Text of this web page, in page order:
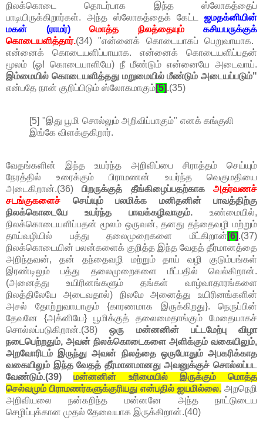
நிலக்கொடை தொடர்பாக இந்த ஸ்லோகத்தைப்
பாடியிருக்கிறார்கள். அந்த ஸ்லோகத்தைக் கேட்ட ஜமதக்னியின்
மகன் (ராமர்)மொத்த நிலத்தையும் கசியபருக்குக்
கொடையளித்தார்.(34) "என்னைக் கொடையாகப் பெறுவாயாக.
என்னைக் கொடையளிப்பாயாக. என்னைக் கொடையளிப்பதன்
மூலம் (ஓ! கொடையாளியே) நீ மீண்டும் என்னையே அடைவாய்.
இம்மையில் கொடையளித்தது மறுமையில் மீண்டும் அடையப்படும்"
என்பதே நான் குறிப்பிடும் ஸ்லோகமாகும்[5].(35)
[5] "இது பூமி சொல்லும் அறிவிப்பாகும்" எனக் கங்குலி
இங்கே விளக்குகிறார்.
வேதங்களின் இந்த உயர்ந்த அறிவிப்பை சிராத்தம் செய்யும்
நேரத்தில் உரைக்கும் பிராமணன் உயர்ந்த வெகுமதியை
அடைகிறான்.(36)பிறருக்குத் தீங்கிழைப்பதற்காகஅதர்வணச்
சடங்குகளைச் செய்யும் பலமிக்க மனிதனின் பாவத்திற்கு
நிலக்கொடையே உயர்ந்த பாவக்கழிவாகும். உண்மையில்,
நிலக்கொடையளிப்பதன் மூலம் ஒருவன், தனது தந்தைவழி மற்றும்
தாய்வழியில் பத்து தலைமுறைகளை மீட்கிறான் [6].(37)
நிலக்கொடையின் பலன்களைக் குறித்த இந்த வேதத் தீர்மானத்தை
அறிந்தவன், தன் தந்தைவழி மற்றும் தாய் வழி குடும்பங்கள்
இரண்டிலும் பத்து தலைமுறைகளை மீட்பதில் வெல்கிறான்.
(அனைத்து உயிரினங்களும் தங்கள் வாழ்வாதாரங்களை
நிலத்திலேயே அடைவதால்) நிலமே அனைத்து உயிரினங்களின்
அசல் தோற்றுவாயாகும் {காரணமாக இருக்கிறது}. நெருப்பின்
தேவனே {அக்னியே} பூமிக்குத் தலைமைதாங்கும் மேதையாகச்
சொல்லப்படுகிறான்.(38)ஒரு மன்னனின் பட்டமேற்பு விழா
நடைபெற்றதும், அவன் நிலக்கொடைகளை அளிக்கும் வகையிலும்,
அறவோரிடம் இருந்து அவன் நிலத்தை ஒருபோதும் அபகரிக்காத
வகையிலும் இந்த வேதத் தீர்மானமானது அவனுக்குச் சொல்லப்பட
வேண்டும்.(39)
மன்னனின் உரிமையில் இருக்கும் மொத்த
செல்வமும் பிராமணர்களுக்குரியது என்பதில் ஐயமில்லை. அறநெறி
அறிவியலை நன்கறிந்த மன்னனே அந்த நாட்டுடைய
செழிப்புக்கான முதல் தேவையாக இருக்கிறான்.(40)